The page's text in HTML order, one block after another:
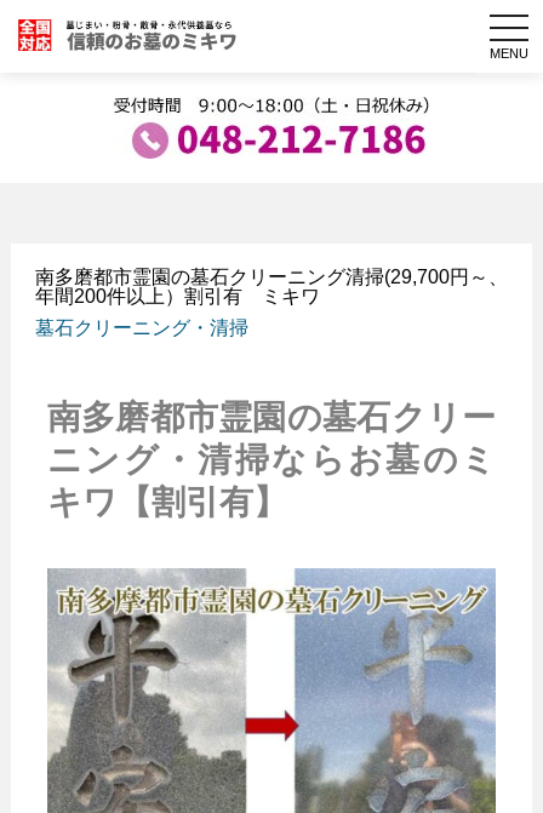
MENU
南多磨都市霊園の墓石クリーニング清掃(29,700円～、
年間200件以上）割引有 ミキワ
墓石クリーニング・清掃
南多磨都市霊園の墓石クリー
ニング・清掃ならお墓のミ
キワ【割引有】